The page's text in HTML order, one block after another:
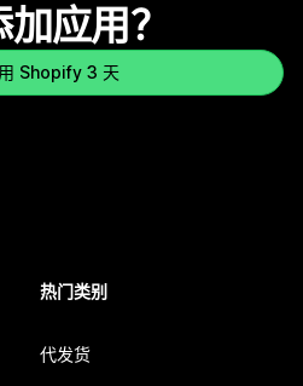
应用？
Shopify 3 天
热门类别
代发货